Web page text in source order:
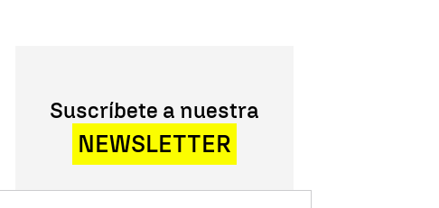
Suscríbete a nuestra
NEWSLETTER